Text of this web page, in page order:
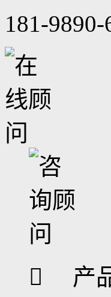
181-9890-
 产